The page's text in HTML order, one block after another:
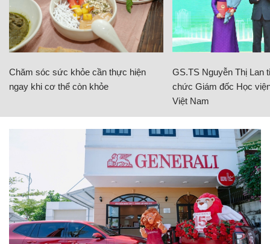
Chăm sóc sức khỏe cần thực hiện
ngay khi cơ thể còn khỏe
GS.TS Nguyễn Thị Lan
chức Giám đốc Học
Việt Nam